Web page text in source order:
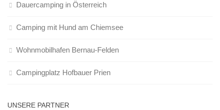
Dauercamping in Österreich
Camping mit Hund am Chiemsee
Wohnmobilhafen Bernau-Felden
Campingplatz Hofbauer Prien
UNSERE PARTNER